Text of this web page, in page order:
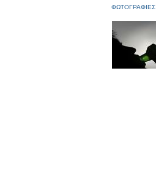
ΦΩΤΟΓΡΑΦΙΕΣ